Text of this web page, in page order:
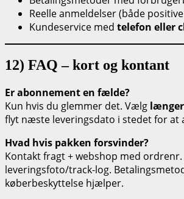
Reelle anmeldelser (både
Kundeservice med telefon eller
12) FAQ – kort og kontant
Er abonnement en fælde?
Kun hvis du glemmer det. Vælg
flyt næste leveringsdato i stedet for at
Hvad hvis pakken forsvinder?
Kontakt fragt + webshop med
leveringsfoto/track-log.
køberbeskyttelse hjælper.